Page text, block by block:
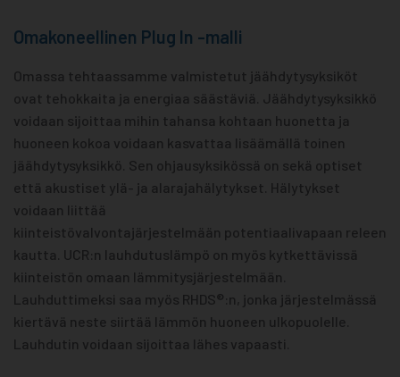
Omakoneellinen Plug In -malli
Omassa tehtaassamme valmistetut jäähdytysyksiköt
ovat tehokkaita ja energiaa säästäviä. Jäähdytysyksikkö
voidaan sijoittaa mihin tahansa kohtaan huonetta ja
huoneen kokoa voidaan kasvattaa lisäämällä toinen
jäähdytysyksikkö. Sen ohjausyksikössä on sekä optiset
että akustiset ylä- ja alarajahälytykset. Hälytykset
voidaan liittää
kiinteistövalvontajärjestelmään potentiaalivapaan releen
kautta. UCR:n lauhdutuslämpö on myös kytkettävissä
kiinteistön omaan lämmitysjärjestelmään.
Lauhduttimeksi saa myös RHDS®:n, jonka järjestelmässä
kiertävä neste siirtää lämmön huoneen ulkopuolelle.
Lauhdutin voidaan sijoittaa lähes vapaasti.